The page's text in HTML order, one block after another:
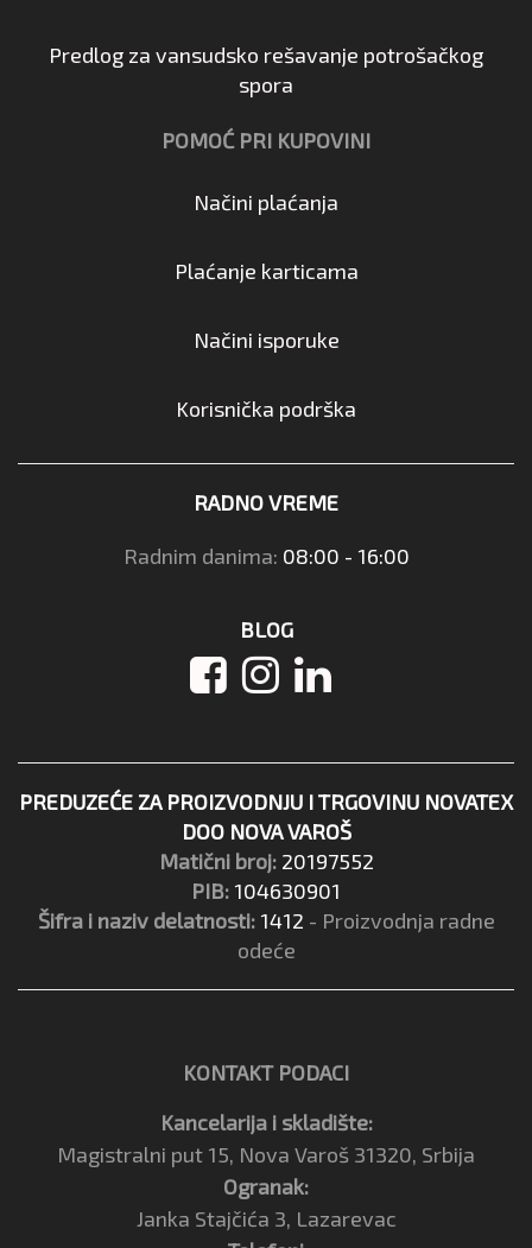
Predlog za vansudsko rešavanje potrošačkog
spora
POMOĆ PRI KUPOVINI
Načini plaćanja
Plaćanje karticama
Načini isporuke
Korisnička podrška
RADNO VREME
Radnim danima: 08:00 - 16:00
BLOG
PREDUZEĆE ZA PROIZVODNJU I TRGOVINU NOVATEX
DOO NOVA VAROŠ
Matični broj: 20197552
PIB: 104630901
Šifra i naziv delatnosti: 1412 - Proizvodnja radne
odeće
KONTAKT PODACI
Kancelarija i skladište:
Magistralni put 15, Nova Varoš 31320, Srbija
Ogranak:
Janka Stajčića 3, Lazarevac